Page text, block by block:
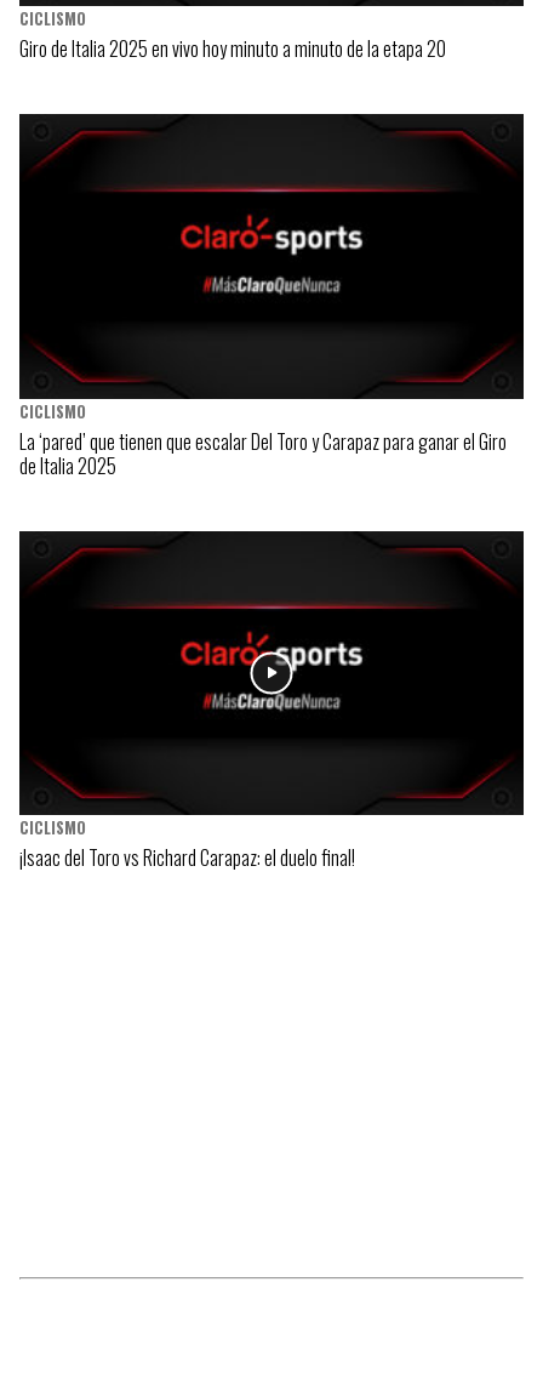
CICLISMO
Giro de Italia 2025 en vivo hoy minuto a minuto de la etapa 20
CICLISMO
La ‘pared’ que tienen que escalar Del Toro y Carapaz para ganar el Giro
de Italia 2025
CICLISMO
¡Isaac del Toro vs Richard Carapaz: el duelo final!